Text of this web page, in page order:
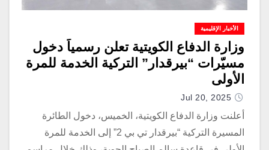
الأخبار الإقليمية
وزارة الدفاع الكويتية تعلن رسمياً دخول
مسيّرات “بيرقدار” التركية الخدمة للمرة
الأولى
Jul 20, 2025
أعلنت وزارة الدفاع الكويتية، الخميس، دخول الطائرة
المسيرة التركية “بيرقدار تي بي 2” إلى الخدمة للمرة